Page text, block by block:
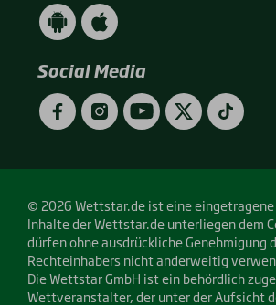
WETTSTAR
App
(Android
/
Google
Play)
WETTSTAR
App
(Apple
/
App
Store)
Social Media
FacebookInstagramYouTubeTwitterTikTok
© 2026 Wettstar.de ist eine eingetragene
Inhalte der Wettstar.de unterliegen dem
dürfen ohne ausdrückliche Genehmigung
Rechteinhabers nicht anderweitig
Die Wettstar GmbH ist ein behördlich
Wettveranstalter, der unter der Aufsicht